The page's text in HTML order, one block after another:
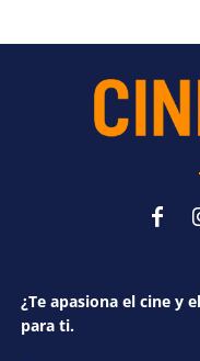
¿Te apasiona el cine y
para ti.